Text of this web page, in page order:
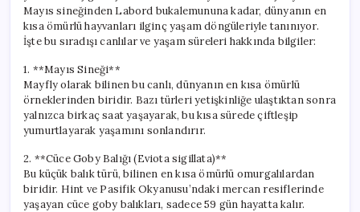
Hayvanlar
için
Mayıs sineğinden Labord bukalemununa kadar, dünyanın en
kısa ömürlü hayvanları ilginç yaşam döngüleriyle tanınıyor.
İşte bu sıradışı canlılar ve yaşam süreleri hakkında bilgiler:
1. **Mayıs Sineği**
Mayfly olarak bilinen bu canlı, dünyanın en kısa ömürlü
örneklerinden biridir. Bazı türleri yetişkinliğe ulaştıktan sonra
yalnızca birkaç saat yaşayarak, bu kısa sürede çiftleşip
yumurtlayarak yaşamını sonlandırır.
2. **Cüce Goby Balığı (Eviota sigillata)**
Bu küçük balık türü, bilinen en kısa ömürlü omurgalılardan
biridir. Hint ve Pasifik Okyanusu’ndaki mercan resiflerinde
yaşayan cüce goby balıkları, sadece 59 gün hayatta kalır.